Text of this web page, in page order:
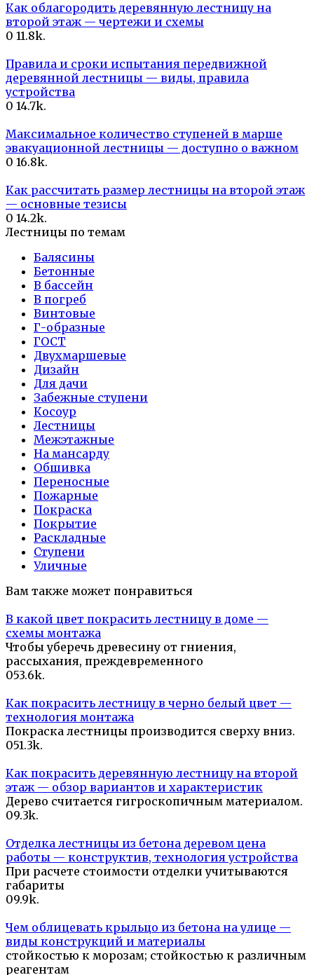
Как облагородить деревянную лестницу на
второй этаж — чертежи и схемы
0 11.8k.
Правила и сроки испытания передвижной
деревянной лестницы — виды, правила
устройства
0 14.7k.
Максимальное количество ступеней в марше
эвакуационной лестницы — доступно о важном
0 16.8k.
Как рассчитать размер лестницы на второй этаж
— основные тезисы
0 14.2k.
Лестницы по темам
Балясины
Бетонные
В бассейн
В погреб
Винтовые
Г-образные
ГОСТ
Двухмаршевые
Дизайн
Для дачи
Забежные ступени
Косоур
Лестницы
Межэтажные
На мансарду
Обшивка
Переносные
Пожарные
Покраска
Покрытие
Раскладные
Ступени
Уличные
Вам также может понравиться
В какой цвет покрасить лестницу в доме —
схемы монтажа
Чтобы уберечь древесину от гниения,
рассыхания, преждевременного
053.6k.
Как покрасить лестницу в черно белый цвет —
технология монтажа
Покраска лестницы производится сверху вниз.
051.3k.
Как покрасить деревянную лестницу на второй
этаж — обзор вариантов и характеристик
Дерево считается гигроскопичным материалом.
09.3k.
Отделка лестницы из бетона деревом цена
работы — конструктив, технология устройства
При расчете стоимости отделки учитываются
габариты
09.9k.
Чем облицевать крыльцо из бетона на улице —
виды конструкций и материалы
стойкостью к морозам; стойкостью к различным
реагентам